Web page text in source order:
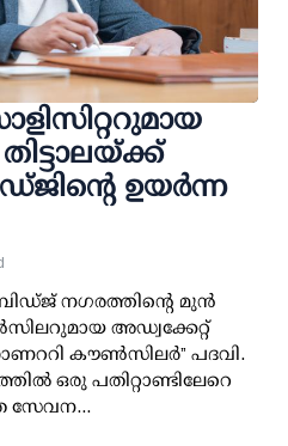
ഉയർന്ന
നഗരത്തിന്റെ മുൻ
അഡ്വക്കേറ്റ്
കൗൺസിലർ” പദവി.
ഒരു പതിറ്റാണ്ടിലേറെ
സേവന...